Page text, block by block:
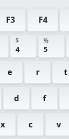
F3 F4
$
4
%
5
e r t
d f
x c v